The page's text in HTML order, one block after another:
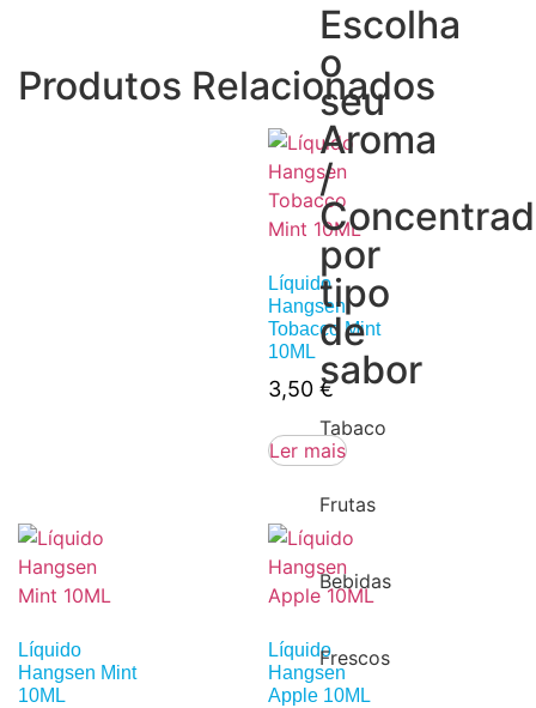
Escolha
o
seu
Aroma
/
por
tipo
de
sabor
Tabaco
Frutas
Bebidas
Frescos
Produtos Relacionados
Líquido
Hangsen
Tobacco Mint
10ML
3,50 €
Ler mais
Líquido
Hangsen Mint
10ML
Líquido
Hangsen
Apple 10ML